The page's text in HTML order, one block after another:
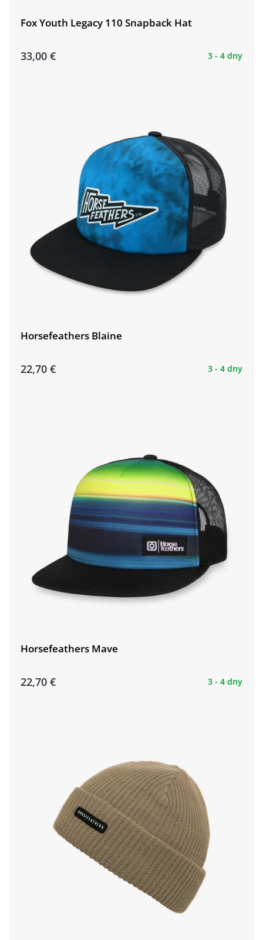
Fox Youth Legacy 110 Snapback Hat
33,00 € 3 - 4 dny
Horsefeathers Blaine
22,70 € 3 - 4 dny
Horsefeathers Mave
22,70 € 3 - 4 dny